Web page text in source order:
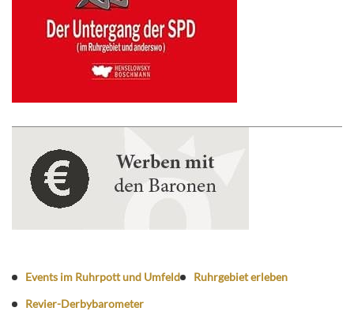
Events im Ruhrpott und Umfeld
Ruhrgebiet erleben
Revier-Derbybarometer